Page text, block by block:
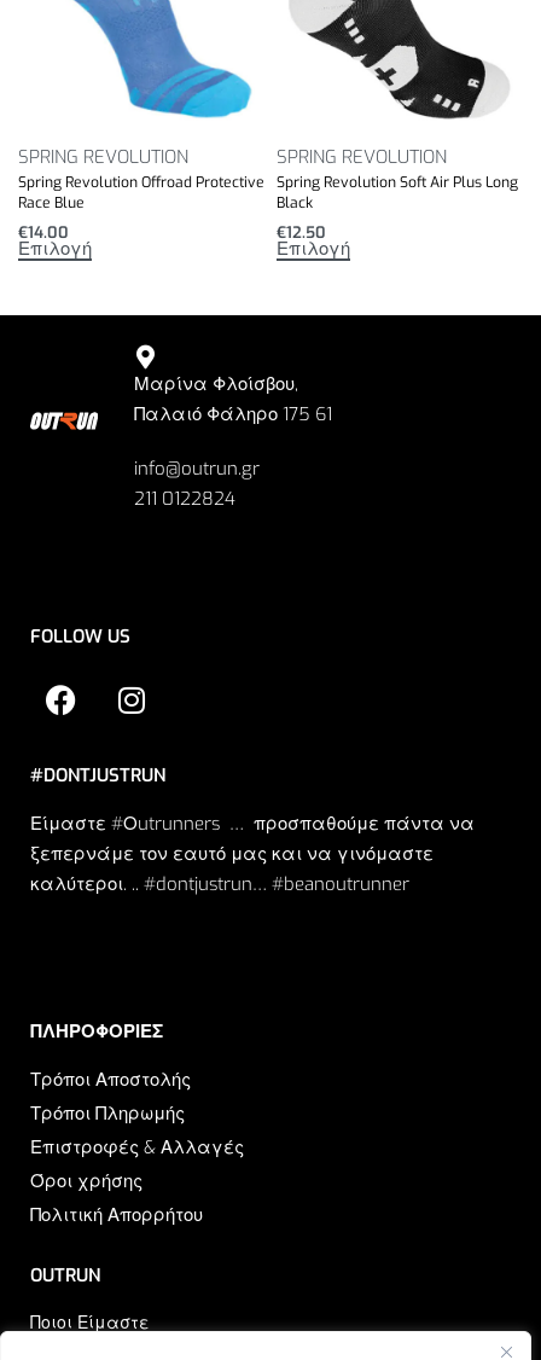
SPRING REVOLUTION
Spring Revolution Offroad Protective
Race Blue
€14.00
Επιλογή
SPRING REVOLUTION
Spring Revolution Soft Air Plus Long
Black
€12.50
Επιλογή
Μαρίνα Φλοίσβου,
Παλαιό Φάληρο 175 61
info@outrun.gr
211 0122824
FOLLOW US
#DONTJUSTRUN
Είμαστε #Οutrunners … προσπαθούμε πάντα να
ξεπερνάμε τον εαυτό μας και να γινόμαστε
καλύτεροι. .. #dontjustrun… #beanoutrunner
ΠΛΗΡΟΦΟΡΙΕΣ​
Τρόποι Αποστολής
Τρόποι Πληρωμής
Επιστροφές & Αλλαγές
Όροι χρήσης
Πολιτική Απορρήτου
OUTRUN
Ποιοι Είμαστε